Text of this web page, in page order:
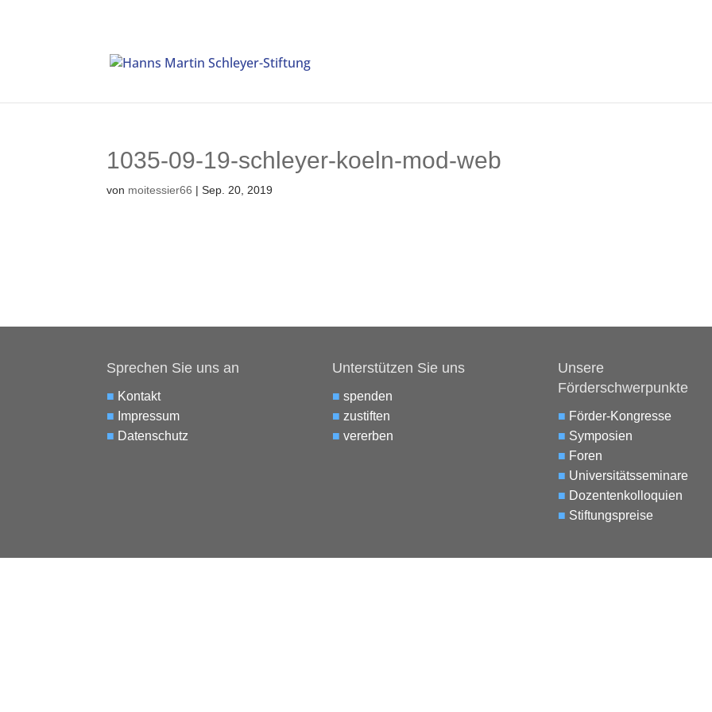
1035-09-19-schleyer-koeln-mod-web
von moitessier66 |Sep. 20, 2019
Sprechen Sie uns an
■ Kontakt
■ Impressum
■ Datenschutz
Unterstützen Sie uns
■ spenden
■ zustiften
■ vererben
Unsere
Förderschwerpunkte
■ Förder-Kongresse
■ Symposien
■ Foren
■ Universitätsseminare
■ Dozentenkolloquien
■ Stiftungspreise